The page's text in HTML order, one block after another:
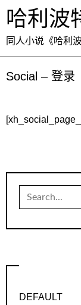
哈利波
同人小说《哈利
Social – 登录
Search
for:
DEFAULT